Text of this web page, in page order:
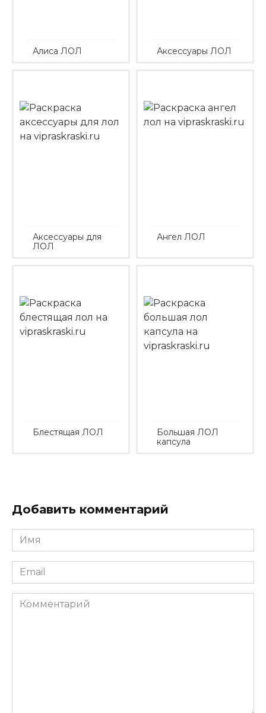
Алиса ЛОЛ Аксессуары ЛОЛ
Аксессуары для
ЛОЛ
Ангел ЛОЛ
Блестящая ЛОЛ
Большая ЛОЛ
капсула
Добавить комментарий
Имя
*
Email
*
Комментарий